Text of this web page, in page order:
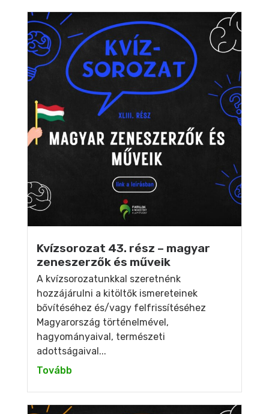
Kvízsorozat 43. rész – magyar
zeneszerzők és műveik
A kvízsorozatunkkal szeretnénk
hozzájárulni a kitöltők ismereteinek
bővítéséhez és/vagy felfrissítéséhez
Magyarország történelmével,
hagyományaival, természeti
adottságaival...
Tovább